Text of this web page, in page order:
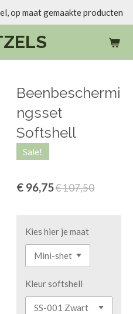
op maat gemaakte producten
Beenbeschermi
ngsset
Softshell
Sale!
€ 96,75€ 107,50
Kies hier je maat
Kleur softshell